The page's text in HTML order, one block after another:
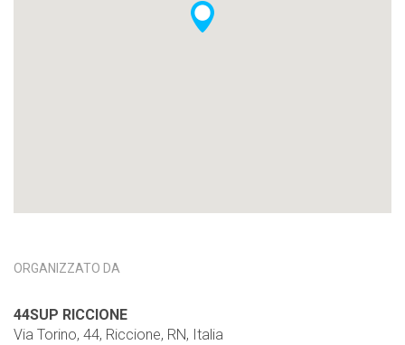
ORGANIZZATO DA
44SUP RICCIONE
Via Torino, 44, Riccione, RN, Italia